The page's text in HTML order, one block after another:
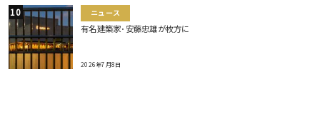
ニュース
有名建築家･安藤忠雄が枚方に
2026年7月8日